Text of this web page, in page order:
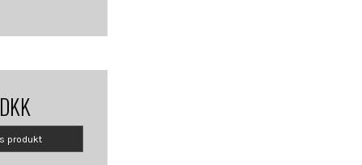
produkt